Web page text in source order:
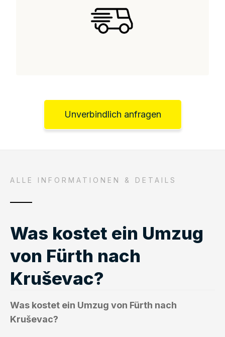
Unverbindlich anfragen
ALLE INFORMATIONEN & DETAILS
Was kostet ein Umzug
von Fürth nach
Kruševac?
Was kostet ein Umzug von Fürth nach
Kruševac?